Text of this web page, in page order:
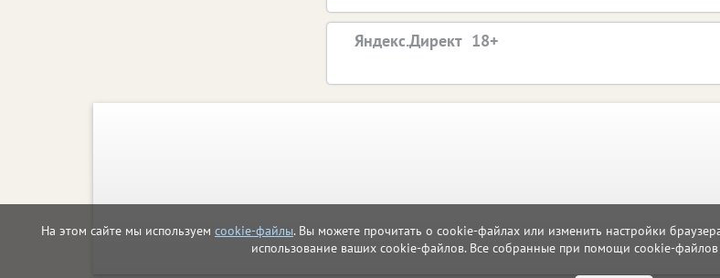
На этом сайте мы используем cookie-файлы. Вы можете прочитать о cookie-файлах или изменить настройки
использование ваших cookie-файлов. Все собранные при помощи cookie-
Яндекс.Директ